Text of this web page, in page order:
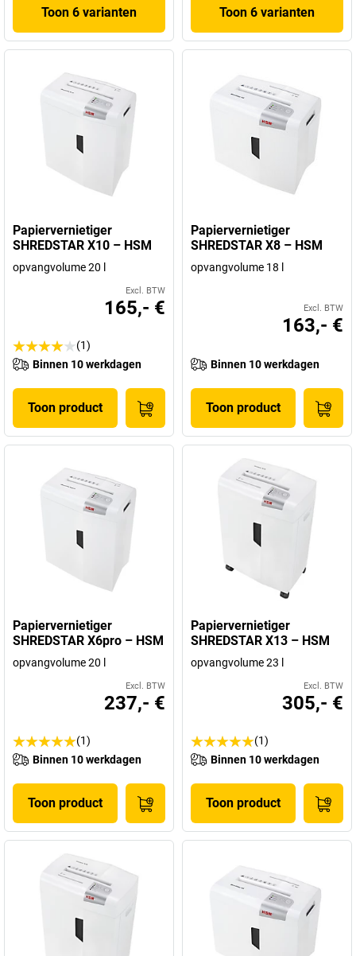
Toon 6 varianten Toon 6 varianten
Papiervernietiger
SHREDSTAR X10 – HSM
opvangvolume 20 l
Excl. BTW
165,- €
(1)
Binnen 10 werkdagen
Toon product
Papiervernietiger
SHREDSTAR X8 – HSM
opvangvolume 18 l
Excl. BTW
163,- €
Binnen 10 werkdagen
Toon product
Papiervernietiger
SHREDSTAR X6pro – HSM
opvangvolume 20 l
Excl. BTW
237,- €
(1)
Binnen 10 werkdagen
Toon product
Papiervernietiger
SHREDSTAR X13 – HSM
opvangvolume 23 l
Excl. BTW
305,- €
(1)
Binnen 10 werkdagen
Toon product